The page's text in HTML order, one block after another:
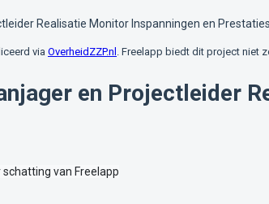
Realisatie Monitor Inspanningen en Prestaties
via OverheidZZP.nl . Freelapp biedt dit project niet
en Projectleider
schatting van Freelapp